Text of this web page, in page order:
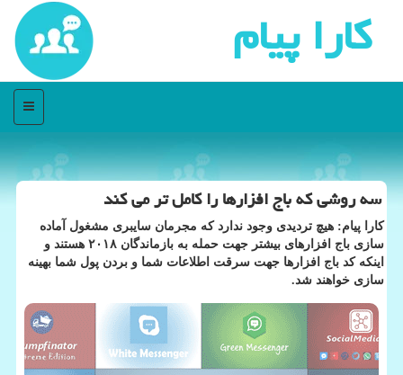
كارا پیام
منو
سه روشی كه باج افزارها را كامل تر می كند
كارا پیام: هیچ تردیدی وجود ندارد كه مجرمان سایبری مشغول آماده
سازی باج افزارهای بیشتر جهت حمله به بازماندگان ۲۰۱۸ هستند و
اینكه كد باج افزارها جهت سرقت اطلاعات شما و بردن پول شما بهینه
سازی خواهند شد.